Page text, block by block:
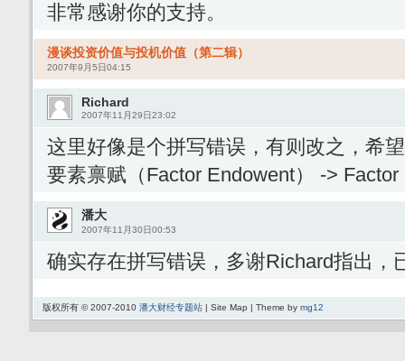
非常感谢你的支持。
漫谈投资价值与投机价值（第二辑）
2007年9月5日04:15
Richard
2007年11月29日23:02
这里好像是个拼写错误，有则改之，希
要素禀赋（Factor Endowent） ->
潘大
2007年11月30日00:53
确实存在拼写错误，多谢Richard指出，
版权所有 © 2007-2010 潘大财经专题站 | Site Map | Theme by mg12